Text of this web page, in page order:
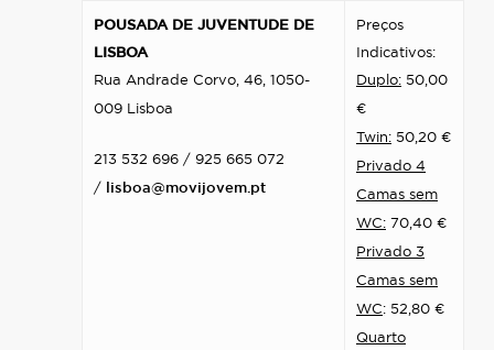
POUSADA DE JUVENTUDE DE
LISBOA
Rua Andrade Corvo, 46, 1050-
009 Lisboa
213 532 696 / 925 665 072
/
lisboa@movijovem.pt
Preços
Indicativos:
Duplo: 50,00
€
Twin: 50,20 €
Privado 4
Camas sem
WC: 70,40 €
Privado 3
Camas sem
WC: 52,80 €
Quarto